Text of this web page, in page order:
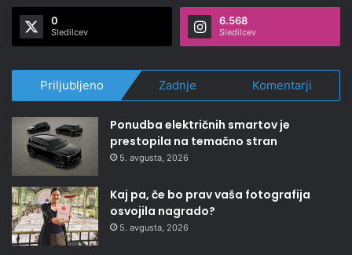
0
Sledilcev
6.568
Sledilcev
Priljubljeno Zadnje Komentarji
Ponudba električnih smartov je
prestopila na temačno stran
5. avgusta, 2026
Kaj pa, če bo prav vaša fotografija
osvojila nagrado?
5. avgusta, 2026